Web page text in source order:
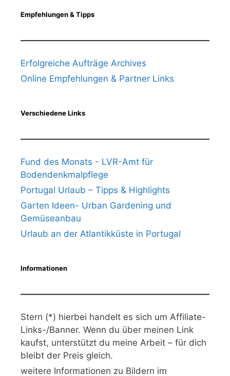
Empfehlungen & Tipps
Erfolgreiche Aufträge Archives
Online Empfehlungen & Partner Links
Verschiedene Links
Fund des Monats - LVR-Amt für
Bodendenkmalpflege
Portugal Urlaub – Tipps & Highlights
Garten Ideen- Urban Gardening und
Gemüseanbau
Urlaub an der Atlantikküste in Portugal
Informationen
Stern (*) hierbei handelt es sich um Affiliate-
Links-/Banner. Wenn du über meinen Link
kaufst, unterstützt du meine Arbeit – für dich
bleibt der Preis gleich.
weitere Informationen zu Bildern im